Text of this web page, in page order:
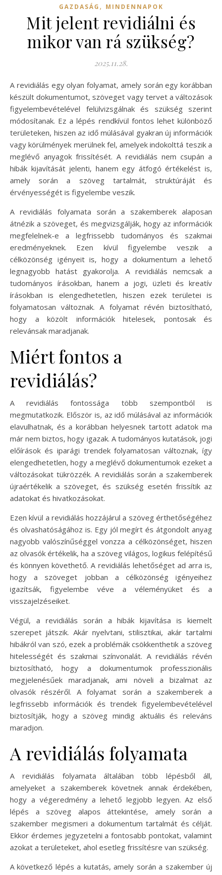
GAZDASÁG , MINDENNAPOK
Mit jelent revidiálni és
mikor van rá szükség?
2025.11.28.
A revidiálás egy olyan folyamat, amely során egy korábban
készült dokumentumot, szöveget vagy tervet a változások
figyelembevételével felülvizsgálnak és szükség szerint
módosítanak. Ez a lépés rendkívül fontos lehet különböző
területeken, hiszen az idő múlásával gyakran új információk
vagy körülmények merülnek fel, amelyek indokolttá teszik a
meglévő anyagok frissítését. A revidiálás nem csupán a
hibák kijavítását jelenti, hanem egy átfogó értékelést is,
amely során a szöveg tartalmát, struktúráját és
érvényességét is figyelembe veszik.
A revidiálás folyamata során a szakemberek alaposan
átnézik a szöveget, és megvizsgálják, hogy az információk
megfelelnek-e a legfrissebb tudományos és szakmai
eredményeknek. Ezen kívül figyelembe veszik a
célközönség igényeit is, hogy a dokumentum a lehető
legnagyobb hatást gyakorolja. A revidiálás nemcsak a
tudományos írásokban, hanem a jogi, üzleti és kreatív
írásokban is elengedhetetlen, hiszen ezek területei is
folyamatosan változnak. A folyamat révén biztosítható,
hogy a közölt információk hitelesek, pontosak és
relevánsak maradjanak.
Miért fontos a
revidiálás?
A revidiálás fontossága több szempontból is
megmutatkozik. Először is, az idő múlásával az információk
elavulhatnak, és a korábban helyesnek tartott adatok ma
már nem biztos, hogy igazak. A tudományos kutatások, jogi
előírások és iparági trendek folyamatosan változnak, így
elengedhetetlen, hogy a meglévő dokumentumok ezeket a
változásokat tükrözzék. A revidiálás során a szakemberek
újraértékelik a szöveget, és szükség esetén frissítik az
adatokat és hivatkozásokat.
Ezen kívül a revidiálás hozzájárul a szöveg érthetőségéhez
és olvashatóságához is. Egy jól megírt és átgondolt anyag
nagyobb valószínűséggel vonzza a célközönséget, hiszen
az olvasók értékelik, ha a szöveg világos, logikus felépítésű
és könnyen követhető. A revidiálás lehetőséget ad arra is,
hogy a szöveget jobban a célközönség igényeihez
igazítsák, figyelembe véve a véleményüket és a
visszajelzéseiket.
Végül, a revidiálás során a hibák kijavítása is kiemelt
szerepet játszik. Akár nyelvtani, stilisztikai, akár tartalmi
hibákról van szó, ezek a problémák csökkenthetik a szöveg
hitelességét és szakmai színvonalát. A revidiálás révén
biztosítható, hogy a dokumentumok professzionális
megjelenésűek maradjanak, ami növeli a bizalmat az
olvasók részéről. A folyamat során a szakemberek a
legfrissebb információk és trendek figyelembevételével
biztosítják, hogy a szöveg mindig aktuális és releváns
maradjon.
A revidiálás folyamata
A revidiálás folyamata általában több lépésből áll,
amelyeket a szakemberek követnek annak érdekében,
hogy a végeredmény a lehető legjobb legyen. Az első
lépés a szöveg alapos áttekintése, amely során a
szakember megismeri a dokumentum tartalmát és célját.
Ekkor érdemes jegyzetelni a fontosabb pontokat, valamint
azokat a területeket, ahol esetleg frissítésre van szükség.
A következő lépés a kutatás, amely során a szakember új